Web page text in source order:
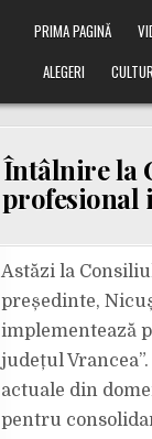
PRIMA PAGINĂ
ALEGERI
Întâlnire la
profesional
Astăzi la
președinte,
implementează
județul
actuale din
pentru